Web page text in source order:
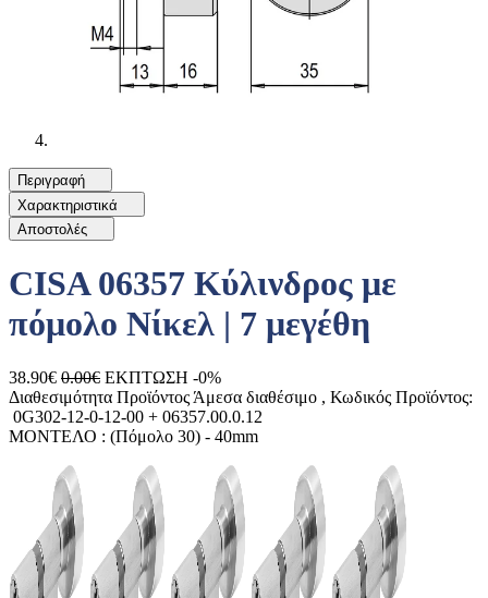
Περιγραφή
Χαρακτηριστικά
Αποστολές
CISA 06357 Κύλινδρος με
πόμολο Νίκελ | 7 μεγέθη
38.90€ 0.00€ ΕΚΠΤΩΣΗ -0%
Διαθεσιμότητα Προϊόντος Άμεσα διαθέσιμο , Κωδικός Προϊόντος:
0G302-12-0-12-00 + 06357.00.0.12
ΜΟΝΤΕΛΟ : (Πόμολο 30) - 40mm